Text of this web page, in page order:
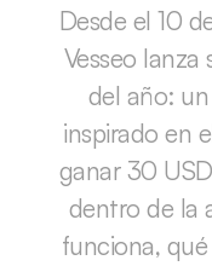
Desde el 10
Vesseo
del año:
inspirado en
ganar 30
dentro de la
funciona,